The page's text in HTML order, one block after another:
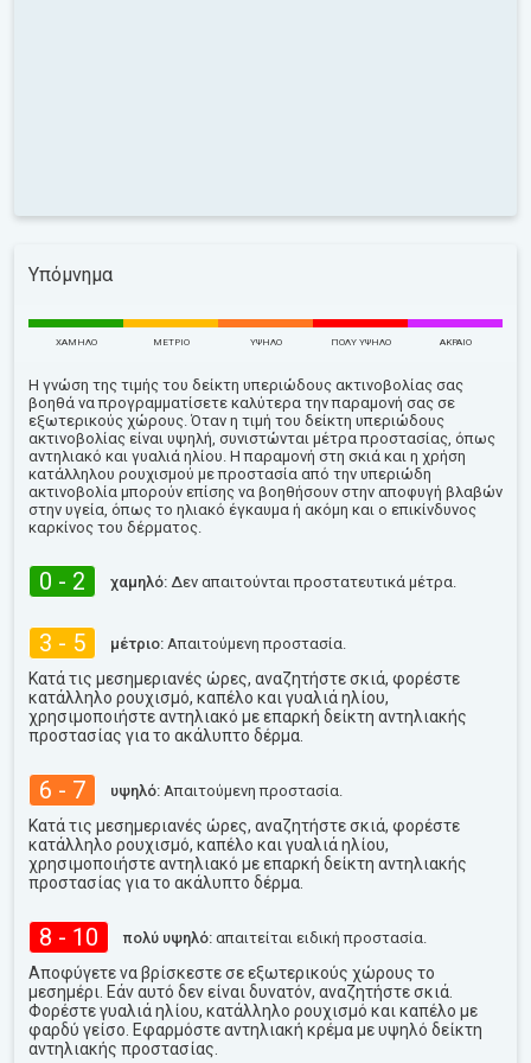
Υπόμνημα
ΧΑΜΗΛΌ ΜΈΤΡΙΟ ΥΨΗΛΌ ΠΟΛΎ ΥΨΗΛΌ ΑΚΡΑΊΟ
Η γνώση της τιμής του δείκτη υπεριώδους ακτινοβολίας σας
βοηθά να προγραμματίσετε καλύτερα την παραμονή σας σε
εξωτερικούς χώρους. Όταν η τιμή του δείκτη υπεριώδους
ακτινοβολίας είναι υψηλή, συνιστώνται μέτρα προστασίας, όπως
αντηλιακό και γυαλιά ηλίου. Η παραμονή στη σκιά και η χρήση
κατάλληλου ρουχισμού με προστασία από την υπεριώδη
ακτινοβολία μπορούν επίσης να βοηθήσουν στην αποφυγή βλαβών
στην υγεία, όπως το ηλιακό έγκαυμα ή ακόμη και ο επικίνδυνος
καρκίνος του δέρματος.
0 - 2 χαμηλό: Δεν απαιτούνται προστατευτικά μέτρα.
3 - 5 μέτριο: Απαιτούμενη προστασία.
Κατά τις μεσημεριανές ώρες, αναζητήστε σκιά, φορέστε
κατάλληλο ρουχισμό, καπέλο και γυαλιά ηλίου,
χρησιμοποιήστε αντηλιακό με επαρκή δείκτη αντηλιακής
προστασίας για το ακάλυπτο δέρμα.
6 - 7 υψηλό: Απαιτούμενη προστασία.
Κατά τις μεσημεριανές ώρες, αναζητήστε σκιά, φορέστε
κατάλληλο ρουχισμό, καπέλο και γυαλιά ηλίου,
χρησιμοποιήστε αντηλιακό με επαρκή δείκτη αντηλιακής
προστασίας για το ακάλυπτο δέρμα.
8 - 10 πολύ υψηλό: απαιτείται ειδική προστασία.
Αποφύγετε να βρίσκεστε σε εξωτερικούς χώρους το
μεσημέρι. Εάν αυτό δεν είναι δυνατόν, αναζητήστε σκιά.
Φορέστε γυαλιά ηλίου, κατάλληλο ρουχισμό και καπέλο με
φαρδύ γείσο. Εφαρμόστε αντηλιακή κρέμα με υψηλό δείκτη
αντηλιακής προστασίας.